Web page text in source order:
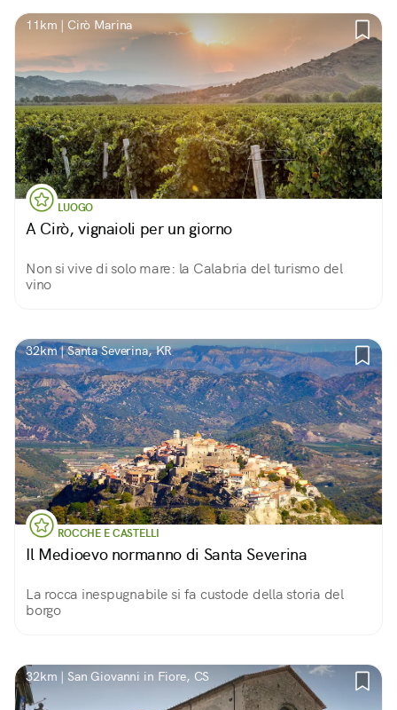
11km | Cirò Marina
LUOGO
A Cirò, vignaioli per un giorno
Non si vive di solo mare: la Calabria del turismo del
vino
32km | Santa Severina, KR
ROCCHE E CASTELLI
Il Medioevo normanno di Santa Severina
La rocca inespugnabile si fa custode della storia del
borgo
32km | San Giovanni in Fiore, CS